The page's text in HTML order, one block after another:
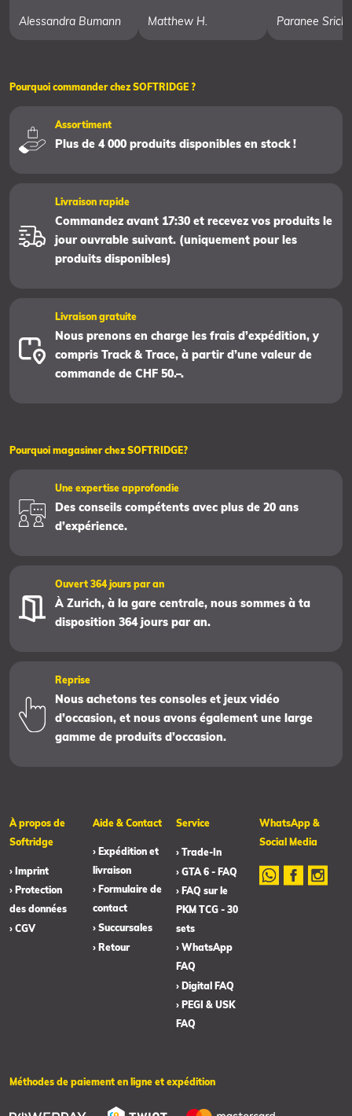
Alessandra Bumann Matthew H. Paranee
Pourquoi commander chez SOFTRIDGE ?
Assortiment
Plus de 4 000 produits disponibles en stock !
Livraison rapide
Commandez avant 17:30 et recevez vos produits le
jour ouvrable suivant. (uniquement pour les
produits disponibles)
Livraison gratuite
Nous prenons en charge les frais d’expédition, y
compris Track & Trace, à partir d’une valeur de
commande de CHF 50.–.
Pourquoi magasiner chez SOFTRIDGE?
Une expertise approfondie
Des conseils compétents avec plus de 20 ans
d’expérience.
Ouvert 364 jours par an
À Zurich, à la gare centrale, nous sommes à ta
disposition 364 jours par an.
Reprise
Nous achetons tes consoles et jeux vidéo
d’occasion, et nous avons également une large
gamme de produits d’occasion.
À propos de
Softridge
› Imprint
› Protection
des données
› CGV
Aide & Contact
› Expédition et
livraison
› Formulaire de
contact
› Succursales
› Retour
Service
› Trade-In
› GTA 6 - FAQ
› FAQ sur le
PKM TCG - 30
sets
› WhatsApp
FAQ
› Digital FAQ
› PEGI & USK
FAQ
WhatsApp &
Social Media
Méthodes de paiement en ligne et expédition